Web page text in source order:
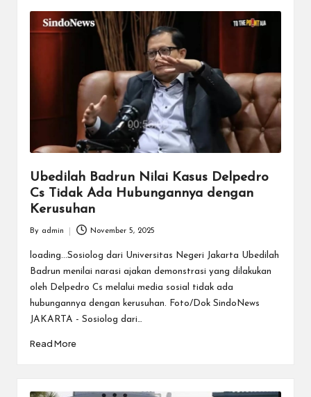
Ubedilah Badrun Nilai Kasus Delpedro
Cs Tidak Ada Hubungannya dengan
Kerusuhan
by
By admin November 5, 2025
loading...Sosiolog dari Universitas Negeri Jakarta Ubedilah
Badrun menilai narasi ajakan demonstrasi yang dilakukan
oleh Delpedro Cs melalui media sosial tidak ada
hubungannya dengan kerusuhan. Foto/Dok SindoNews
JAKARTA - Sosiolog dari…
Read More